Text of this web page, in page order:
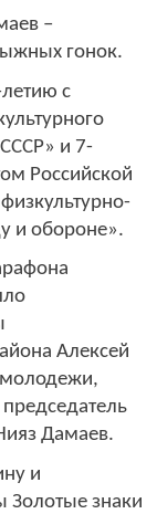
–
гонок.
с
и 7-
Российской
и обороне».
Алексей
молодежи,
Дамаев.
и
Золотые знаки